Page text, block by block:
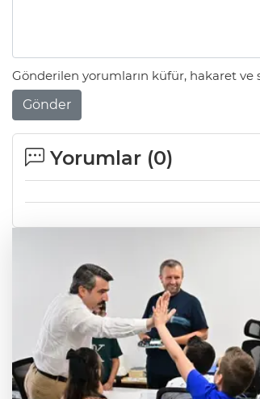
Gönderilen yorumların küfür, hakaret ve
Gönder
Yorumlar (0)